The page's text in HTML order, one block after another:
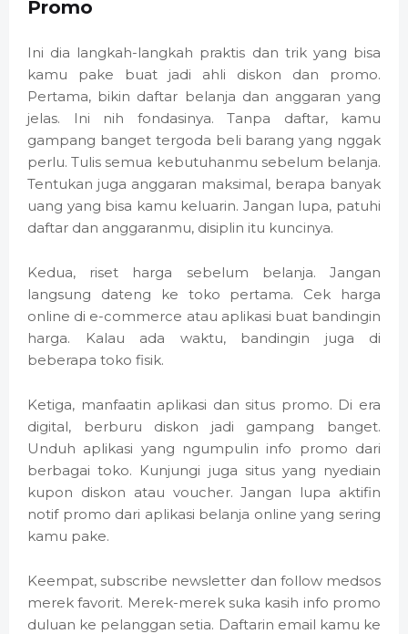
Promo
Ini dia langkah-langkah praktis dan trik yang bisa
kamu pake buat jadi ahli diskon dan promo.
Pertama, bikin daftar belanja dan anggaran yang
jelas. Ini nih fondasinya. Tanpa daftar, kamu
gampang banget tergoda beli barang yang nggak
perlu. Tulis semua kebutuhanmu sebelum belanja.
Tentukan juga anggaran maksimal, berapa banyak
uang yang bisa kamu keluarin. Jangan lupa, patuhi
daftar dan anggaranmu, disiplin itu kuncinya.
Kedua, riset harga sebelum belanja. Jangan
langsung dateng ke toko pertama. Cek harga
online di e-commerce atau aplikasi buat bandingin
harga. Kalau ada waktu, bandingin juga di
beberapa toko fisik.
Ketiga, manfaatin aplikasi dan situs promo. Di era
digital, berburu diskon jadi gampang banget.
Unduh aplikasi yang ngumpulin info promo dari
berbagai toko. Kunjungi juga situs yang nyediain
kupon diskon atau voucher. Jangan lupa aktifin
notif promo dari aplikasi belanja online yang sering
kamu pake.
Keempat, subscribe newsletter dan follow medsos
merek favorit. Merek-merek suka kasih info promo
duluan ke pelanggan setia. Daftarin email kamu ke